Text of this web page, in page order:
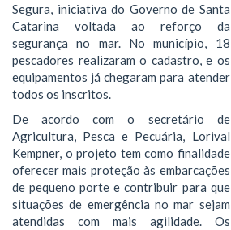
Segura, iniciativa do Governo de Santa
Catarina voltada ao reforço da
segurança no mar. No município, 18
pescadores realizaram o cadastro, e os
equipamentos já chegaram para atender
todos os inscritos.
De acordo com o secretário de
Agricultura, Pesca e Pecuária, Lorival
Kempner, o projeto tem como finalidade
oferecer mais proteção às embarcações
de pequeno porte e contribuir para que
situações de emergência no mar sejam
atendidas com mais agilidade. Os